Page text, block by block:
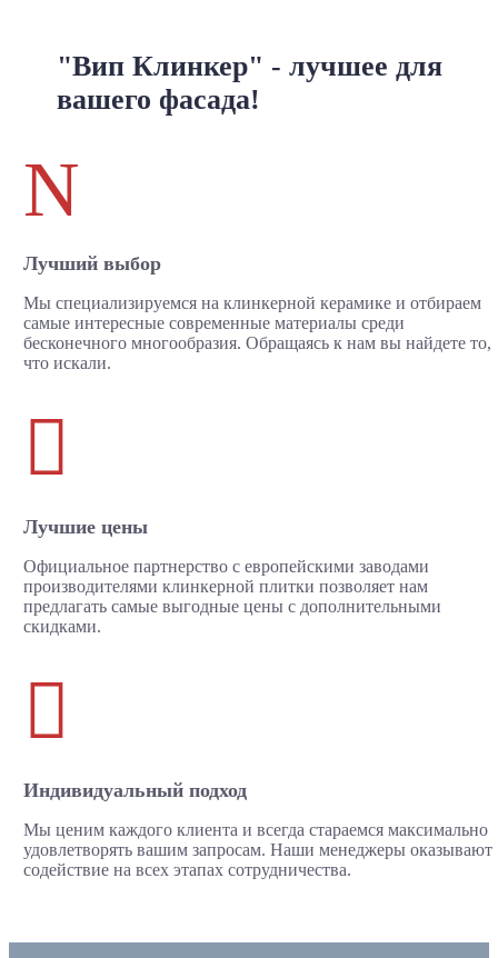
"Вип Клинкер" - лучшее для
вашего фасада!
N
Лучший выбор
Мы специализируемся на клинкерной керамике и отбираем
самые интересные современные материалы среди
бесконечного многообразия. Обращаясь к нам вы найдете то,
что искали.

Лучшие цены
Официальное партнерство с европейскими заводами
производителями клинкерной плитки позволяет нам
предлагать самые выгодные цены с дополнительными
скидками.

Индивидуальный подход
Мы ценим каждого клиента и всегда стараемся максимально
удовлетворять вашим запросам. Наши менеджеры оказывают
содействие на всех этапах сотрудничества.